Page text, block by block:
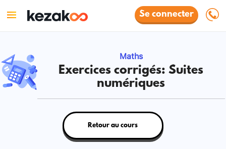
Se connecter
Maths
Exercices corrigés: Suites
numériques
Retour au cours